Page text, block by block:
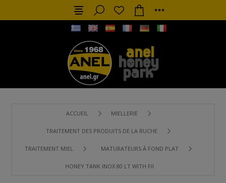
ACCUEIL MIELLERIE
TRAITEMENT DES PRODUITS DE LA RUCHE
TRAITEMENT MIEL MATURATEURS À FOND PLAT
HONEY TANK ΙΝΟΧ 80 LT WITH FILTER ( 100 KG )